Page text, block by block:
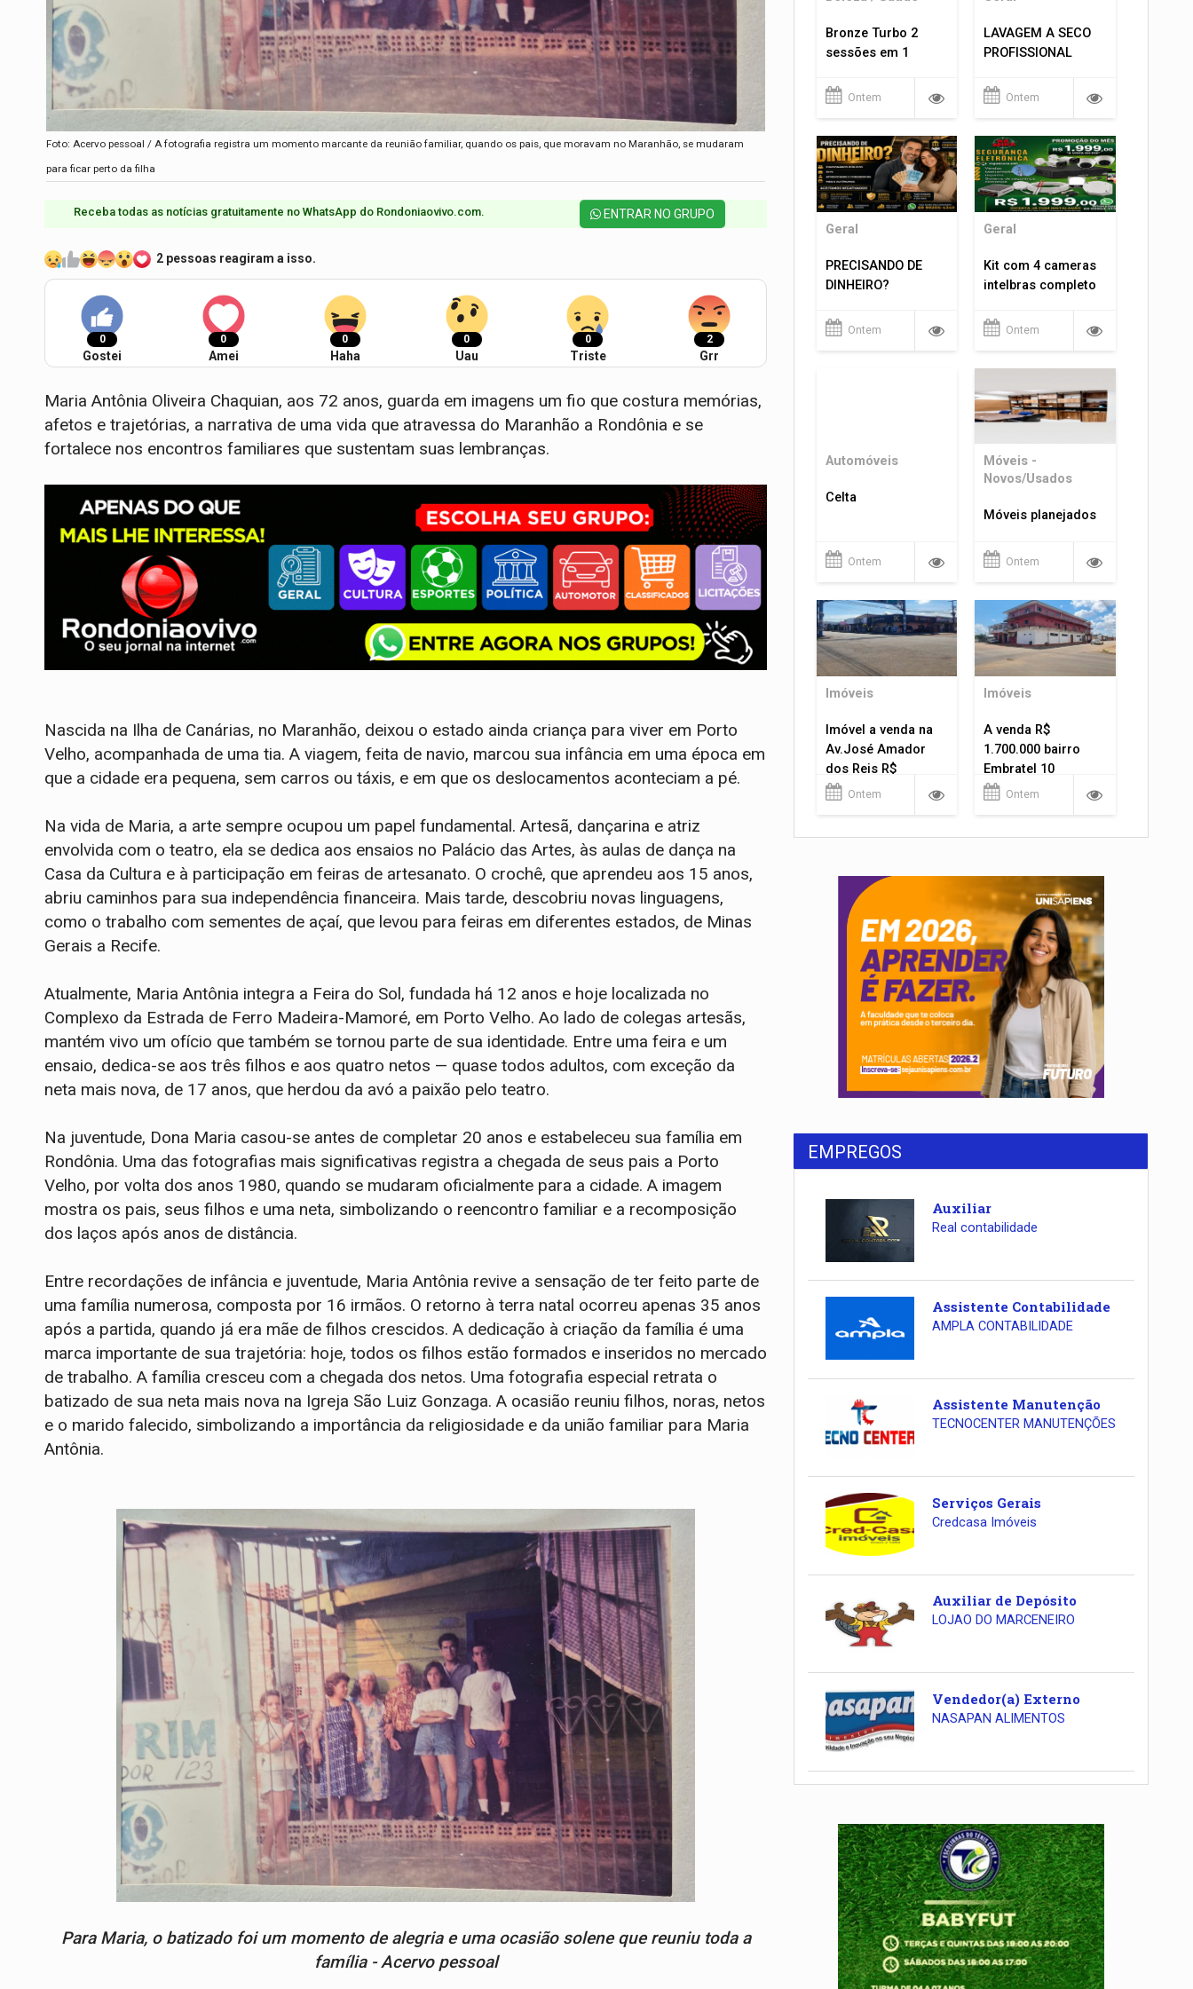
Foto: Acervo pessoal / A fotografia registra um momento marcante da reunião familiar, quando os pais, que moravam no Maranhão, se mudaram
para ficar perto da filha
Receba todas as notícias gratuitamente no WhatsApp do Rondoniaovivo.com.​ ENTRAR NO GRUPO
2 pessoas reagiram a isso.
0
Gostei
0
Amei
0
Haha
0
Uau
0
Triste
2
Grr
Maria Antônia Oliveira Chaquian, aos 72 anos, guarda em imagens um fio que costura memórias,
afetos e trajetórias, a narrativa de uma vida que atravessa do Maranhão a Rondônia e se
fortalece nos encontros familiares que sustentam suas lembranças.
Nascida na Ilha de Canárias, no Maranhão, deixou o estado ainda criança para viver em Porto
Velho, acompanhada de uma tia. A viagem, feita de navio, marcou sua infância em uma época em
que a cidade era pequena, sem carros ou táxis, e em que os deslocamentos aconteciam a pé.
Na vida de Maria, a arte sempre ocupou um papel fundamental. Artesã, dançarina e atriz
envolvida com o teatro, ela se dedica aos ensaios no Palácio das Artes, às aulas de dança na
Casa da Cultura e à participação em feiras de artesanato. O crochê, que aprendeu aos 15 anos,
abriu caminhos para sua independência financeira. Mais tarde, descobriu novas linguagens,
como o trabalho com sementes de açaí, que levou para feiras em diferentes estados, de Minas
Gerais a Recife.
Atualmente, Maria Antônia integra a Feira do Sol, fundada há 12 anos e hoje localizada no
Complexo da Estrada de Ferro Madeira-Mamoré, em Porto Velho. Ao lado de colegas artesãs,
mantém vivo um ofício que também se tornou parte de sua identidade. Entre uma feira e um
ensaio, dedica-se aos três filhos e aos quatro netos — quase todos adultos, com exceção da
neta mais nova, de 17 anos, que herdou da avó a paixão pelo teatro.
Na juventude, Dona Maria casou-se antes de completar 20 anos e estabeleceu sua família em
Rondônia. Uma das fotografias mais significativas registra a chegada de seus pais a Porto
Velho, por volta dos anos 1980, quando se mudaram oficialmente para a cidade. A imagem
mostra os pais, seus filhos e uma neta, simbolizando o reencontro familiar e a recomposição
dos laços após anos de distância.
Entre recordações de infância e juventude, Maria Antônia revive a sensação de ter feito parte de
uma família numerosa, composta por 16 irmãos. O retorno à terra natal ocorreu apenas 35 anos
após a partida, quando já era mãe de filhos crescidos. A dedicação à criação da família é uma
marca importante de sua trajetória: hoje, todos os filhos estão formados e inseridos no mercado
de trabalho. A família cresceu com a chegada dos netos. Uma fotografia especial retrata o
batizado de sua neta mais nova na Igreja São Luiz Gonzaga. A ocasião reuniu filhos, noras, netos
e o marido falecido, simbolizando a importância da religiosidade e da união familiar para Maria
Antônia.
Para Maria, o batizado foi um momento de alegria e uma ocasião solene que reuniu toda a
família - Acervo pessoal
Bronze Turbo 2
sessões em 1
Ontem
LAVAGEM A SECO
PROFISSIONAL
Ontem
Geral
PRECISANDO DE
DINHEIRO?
Ontem
Geral
Kit com 4 cameras
intelbras completo
Ontem
Automóveis
Celta
Ontem
Móveis -
Novos/Usados
Móveis planejados
Ontem
Imóveis
Imóvel a venda na
Av.José Amador
dos Reis R$
1.400.000
Ontem
Imóveis
A venda R$
1.700.000 bairro
Embratel 10
apartamentos!
Ontem
EMPREGOS
Auxiliar
Real contabilidade
Assistente Contabilidade
AMPLA CONTABILIDADE
Assistente Manutenção
TECNOCENTER MANUTENÇÕES
Serviços Gerais
Credcasa Imóveis
Auxiliar de Depósito
LOJAO DO MARCENEIRO
Vendedor(a) Externo
NASAPAN ALIMENTOS